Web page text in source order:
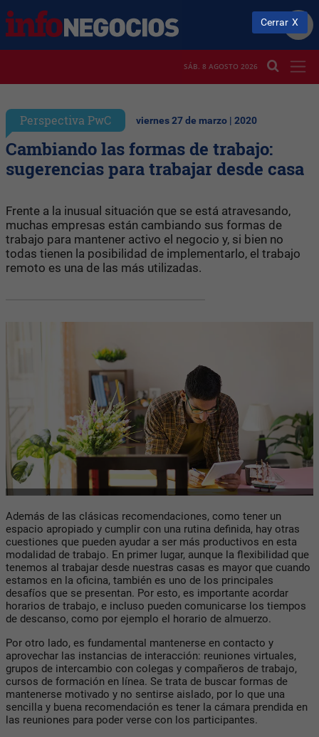
SÁB. 8 AGOSTO 2026
Perspectiva PwC viernes 27 de marzo | 2020
Cambiando las formas de trabajo:
sugerencias para trabajar desde casa
Frente a la inusual situación que se está atravesando,
muchas empresas están cambiando sus formas de
trabajo para mantener activo el negocio y, si bien no
todas tienen la posibilidad de implementarlo, el trabajo
remoto es una de las más utilizadas.
Además de las clásicas recomendaciones, como tener un
espacio apropiado y cumplir con una rutina definida, hay otras
cuestiones que pueden ayudar a ser más productivos en esta
modalidad de trabajo. En primer lugar, aunque la flexibilidad que
tenemos al trabajar desde nuestras casas es mayor que cuando
estamos en la oficina, también es uno de los principales
desafíos que se presentan. Por esto, es importante acordar
horarios de trabajo, e incluso pueden comunicarse los tiempos
de descanso, como por ejemplo el horario de almuerzo.
Por otro lado, es fundamental mantenerse en contacto y
aprovechar las instancias de interacción: reuniones virtuales,
grupos de intercambio con colegas y compañeros de trabajo,
cursos de formación en línea. Se trata de buscar formas de
mantenerse motivado y no sentirse aislado, por lo que una
sencilla y buena recomendación es tener la cámara prendida en
las reuniones para poder verse con los participantes.
Cerrar